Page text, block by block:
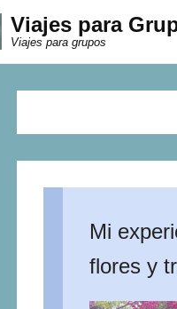
Viajes para
Viajes para grupos
Mi
flores y